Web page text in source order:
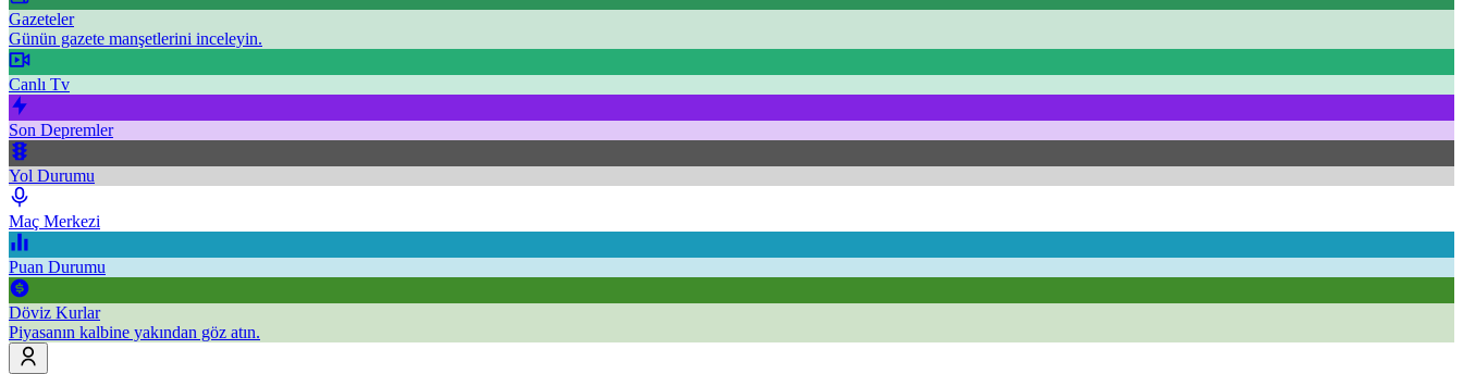
Gazeteler
Günün gazete manşetlerini inceleyin.
Canlı Tv
Son Depremler
Yol Durumu
Maç Merkezi
Puan Durumu
Döviz Kurlar
Piyasanın kalbine yakından göz atın.